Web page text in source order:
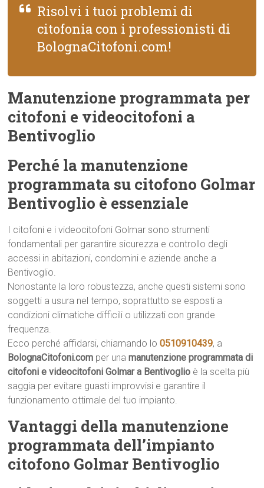
Risolvi i tuoi problemi di
citofonia con i professionisti di
BolognaCitofoni.com!
Manutenzione programmata per
citofoni e videocitofoni a
Bentivoglio
Perché la manutenzione
programmata su citofono Golmar
Bentivoglio è essenziale
I citofoni e i videocitofoni Golmar sono strumenti
fondamentali per garantire sicurezza e controllo degli
accessi in abitazioni, condomini e aziende anche a
Bentivoglio.
Nonostante la loro robustezza, anche questi sistemi sono
soggetti a usura nel tempo, soprattutto se esposti a
condizioni climatiche difficili o utilizzati con grande
frequenza.
Ecco perché affidarsi, chiamando lo0510910439, a
BolognaCitofoni.com per unamanutenzione programmata di
citofoni e videocitofoni Golmar a Bentivoglio è la scelta più
saggia per evitare guasti improvvisi e garantire il
funzionamento ottimale del tuo impianto.
Vantaggi della manutenzione
programmata dell’impianto
citofono Golmar Bentivoglio